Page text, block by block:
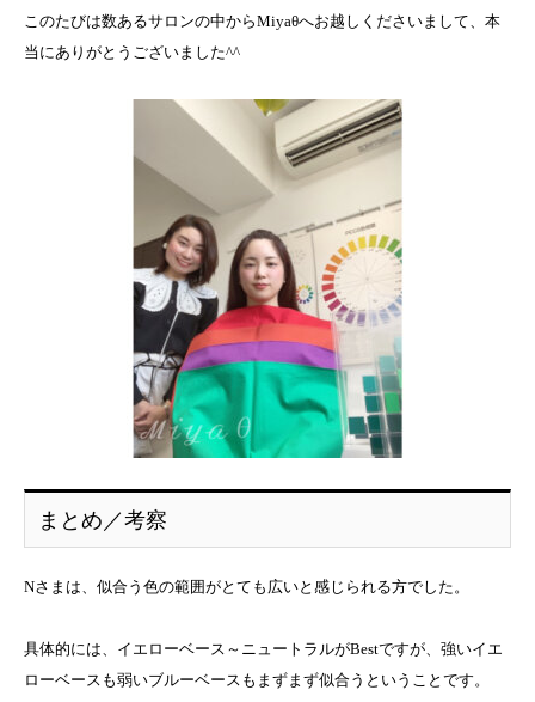
このたびは数あるサロンの中からMiyaθへお越しくださいまして、本
当にありがとうございました^^
まとめ／考察
Nさまは、似合う色の範囲がとても広いと感じられる方でした。
具体的には、イエローベース～ニュートラルがBestですが、強いイエ
ローベースも弱いブルーベースもまずまず似合うということです。